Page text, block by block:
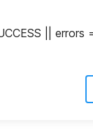
|| errors